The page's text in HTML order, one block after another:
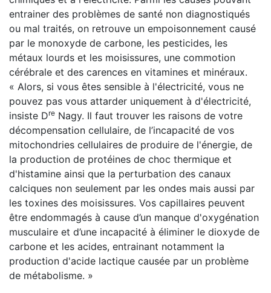
entrainer des problèmes de santé non diagnostiqués
ou mal traités, on retrouve un empoisonnement causé
par le monoxyde de carbone, les pesticides, les
métaux lourds et les moisissures, une commotion
cérébrale et des carences en vitamines et minéraux.
« Alors, si vous êtes sensible à l'électricité, vous ne
pouvez pas vous attarder uniquement à d'électricité,
insiste Dre Nagy. Il faut trouver les raisons de votre
décompensation cellulaire, de l’incapacité de vos
mitochondries cellulaires de produire de l'énergie, de
la production de protéines de choc thermique et
d'histamine ainsi que la perturbation des canaux
calciques non seulement par les ondes mais aussi par
les toxines des moisissures. Vos capillaires peuvent
être endommagés à cause d’un manque d'oxygénation
musculaire et d’une incapacité à éliminer le dioxyde de
carbone et les acides, entrainant notamment la
production d'acide lactique causée par un problème
de métabolisme. »